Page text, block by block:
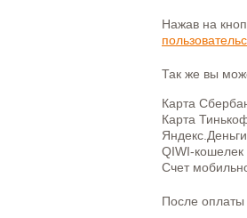
Нажав на
Так же вы
Карта
Карта
QIWI-
Счет
После оплаты